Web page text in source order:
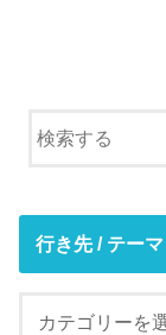
行き先 / テーマ